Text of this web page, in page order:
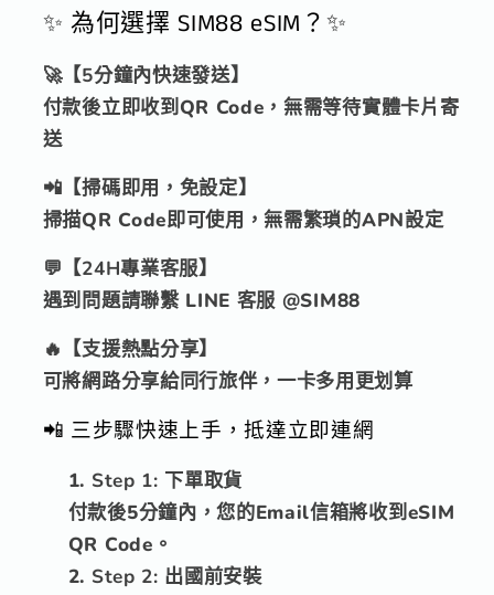
高
吃
到
飽
｜
Etisalat
信
｜
40-
90
天
數
減
少
高
吃
到
｜
Etisalat
信
｜
40-
90
天
數
增
加
✨ 為何選擇 SIM88 eSIM？✨
🚀【5分鐘內快速發送】
付款後立即收到QR Code，無需等待實體卡片寄
送
📲【掃碼即用，免設定】
掃描QR Code即可使用，無需繁瑣的APN設定
💬【24H專業客服】
遇到問題請聯繫 LINE 客服 @SIM88
🔥【支援熱點分享】
可將網路分享給同行旅伴，一卡多用更划算
📲 三步驟快速上手，抵達立即連網
Step 1: 下單取貨
付款後5分鐘內，您的Email信箱將收到eSIM
QR Code。
Step 2: 出國前安裝